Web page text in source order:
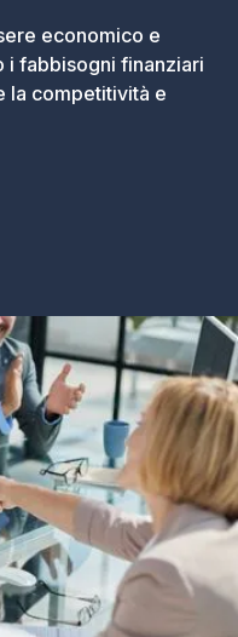
economico e
fabbisogni finanziari
la competitività e